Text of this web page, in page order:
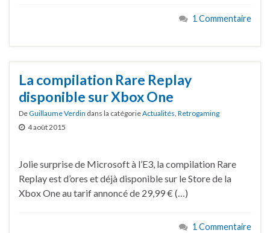
1 Commentaire
La compilation Rare Replay
disponible sur Xbox One
DeGuillaume Verdin dans la catégorieActualités Retrogaming
4 août 2015
Jolie surprise de Microsoft à l’E3, la compilation Rare
Replay est d’ores et déjà disponible sur le Store de la
Xbox One au tarif annoncé de 29,99 € (…)
1 Commentaire